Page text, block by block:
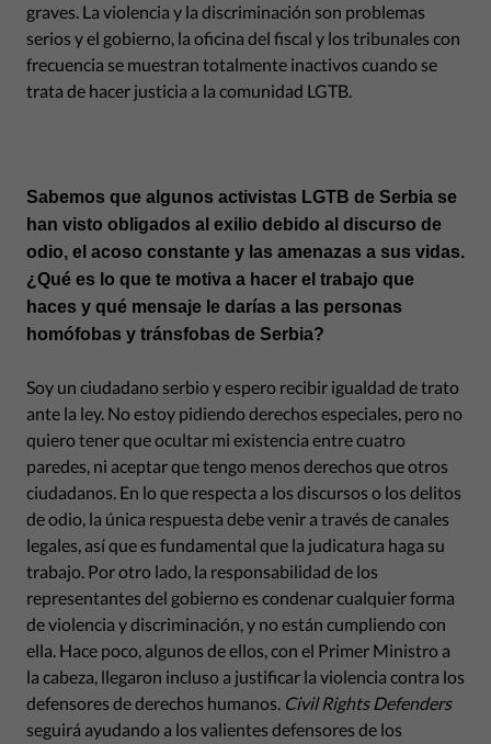
graves. La violencia y la discriminación son problemas
serios y el gobierno, la oficina del fiscal y los tribunales con
frecuencia se muestran totalmente inactivos cuando se
trata de hacer justicia a la comunidad LGTB.
Sabemos que algunos activistas LGTB de Serbia se
han visto obligados al exilio debido al discurso de
odio, el acoso constante y las amenazas a sus vidas.
¿Qué es lo que te motiva a hacer el trabajo que
haces y qué mensaje le darías a las personas
homófobas y tránsfobas de Serbia?
Soy un ciudadano serbio y espero recibir igualdad de trato
ante la ley. No estoy pidiendo derechos especiales, pero no
quiero tener que ocultar mi existencia entre cuatro
paredes, ni aceptar que tengo menos derechos que otros
ciudadanos. En lo que respecta a los discursos o los delitos
de odio, la única respuesta debe venir a través de canales
legales, así que es fundamental que la judicatura haga su
trabajo. Por otro lado, la responsabilidad de los
representantes del gobierno es condenar cualquier forma
de violencia y discriminación, y no están cumpliendo con
ella. Hace poco, algunos de ellos, con el Primer Ministro a
la cabeza, llegaron incluso a justificar la violencia contra los
defensores de derechos humanos. Civil Rights Defenders
seguirá ayudando a los valientes defensores de los